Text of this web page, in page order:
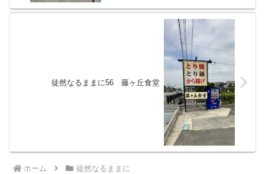
徒然なるままに56 藤ヶ丘食堂
ホーム 徒然なるままに